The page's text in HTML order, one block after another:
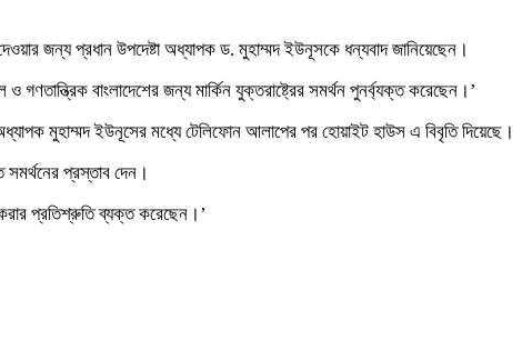
জন্য প্রধান উপদেষ্টা অধ্যাপক ড. মুহাম্মদ ইউনূসকে ধন্যবাদ জানিয়েছেন।
বাংলাদেশের জন্য মার্কিন যুক্তরাষ্ট্রের সমর্থন পুনর্ব্যক্ত করেছেন।’
অধ্যাপক মুহাম্মদ ইউনূসের মধ্যে টেলিফোন আলাপের পর হোয়াইট হাউস এ বিবৃতি দিয়েছে।
সমর্থনের প্রস্তাব দেন।
করার প্রতিশ্রুতি ব্যক্ত করেছেন।’